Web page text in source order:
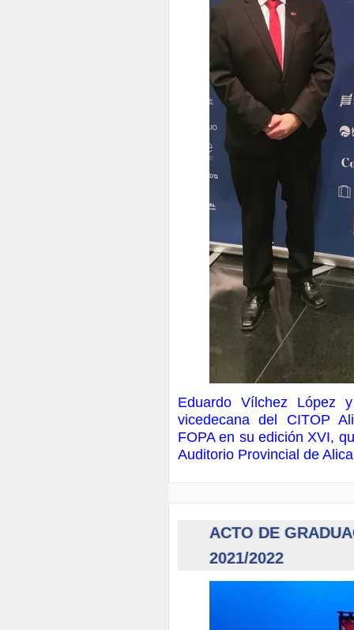
Eduardo Vílchez López
vicedecana del CITOP
FOPA en su edición XVI,
Auditorio Provincial de
ACTO DE
2021/2022